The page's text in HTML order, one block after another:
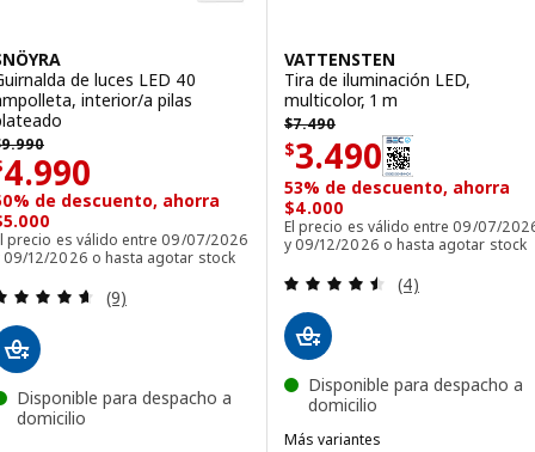
de luces LED 40
interior/a pilas
9.990
9990
4.990$ 4990
de descuento, ahorra
precio es válido entre 09/07/2026
09/12/2026 o hasta agotar stock
Revisa: 4.6 de 5 estrellas. Total opiniones:
(9)
Disponible para despacho a
domicilio
VATTENSTEN
Tira de iluminación LED,
multicolor, 1 m
$7.490
$ 7490
$3.490
Precio $ 3490
53% de descuento, ahorra
$4.000
El precio es válido entre 09/07/
y 09/12/2026 o hasta agotar stock
Revisa: 4.5 de
(4)
Disponible para despacho a
domicilio
Más variantes